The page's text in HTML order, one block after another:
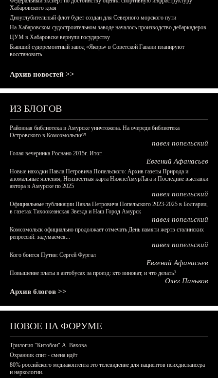
Хабаровского края
Дноуглубительный флот будет создан для Северного морского пути
На Хабаровском судостроительном заводе началось производство дебаркадеров
ЦУМ в Хабаровске вернули государству
Бывший судоремонтный завод «Якорь» в Советской Гавани планируют
восстановить
Архив новостей >>
ИЗ БЛОГОВ
Районная библиотека в Амурске уничтожена. На очереди библиотека
Островского в Комсомольске?!
павел попельский
Голая вечеринка Роснано 2015г. Итог.
Евгений Афанасьев
Новые находки Павла Петровича Попельского: Архив газеты Природа и
аномальные явления, Неизвестная карта НижнеАмурЛага и Последние выставки
автора в Амурске по 2025
павел попельский
Официальные публикации Павла Петровича Попельского 2023-2025 в Болгарии,
в газетах Тихоокеанская Звезда и Наш Город Амурск
павел попельский
Комсомольск официально продолжает отмечать День памяти жертв сталинских
репрессий: задумаемся...
павел попельский
Кого боится Путин: Сергей Фургал
Евгений Афанасьев
Повышение платы в автобусах за проезд: кто виноват, и что делать?
Олег Паньков
Архив блогов >>
НОВОЕ НА ФОРУМЕ
Трилогия "Китобои" А. Вахова.
Охранник спит - смена идёт
80% российского медиаконтента это телевидение для пациентов психдиспансера
и наркологии.